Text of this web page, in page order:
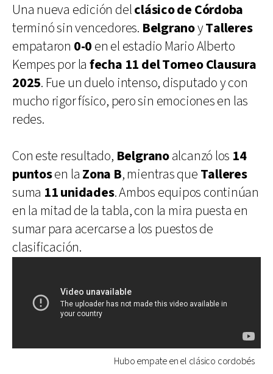
Una nueva edición delclásico de Córdoba
terminó sin vencedores. BelgranoyTalleres
empataron 0-0 en el estadio Mario Alberto
Kempes por la fecha 11 del Torneo Clausura
2025. Fue un duelo intenso, disputado y con
mucho rigor físico, pero sin emociones en las
redes.
Con este resultado, Belgranoalcanzó los 14
puntosen la Zona B, mientras que Talleres
suma 11 unidades. Ambos equipos continúan
en la mitad de la tabla, con la mira puesta en
sumar para acercarse a los puestos de
clasificación.
Hubo empate en el clásico cordobés